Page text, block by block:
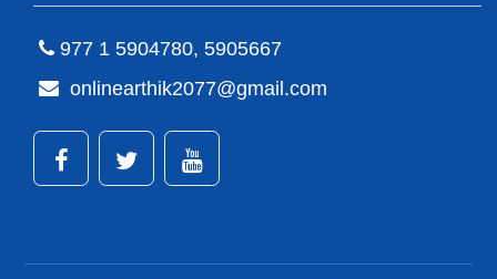
977 1 5904780, 5905667
onlinearthik2077@gmail.com